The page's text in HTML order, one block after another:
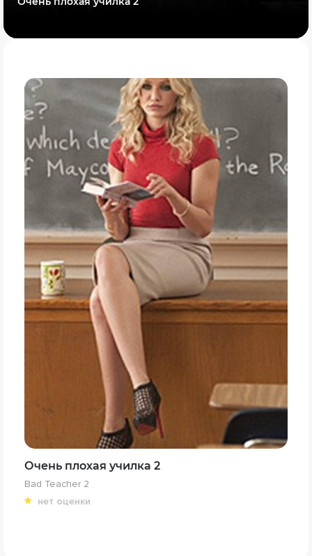
Очень плохая училка 2
Bad Teacher 2
нет оценки